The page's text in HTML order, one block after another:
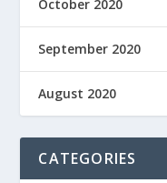
October 2020
September 2020
August 2020
CATEGORIES